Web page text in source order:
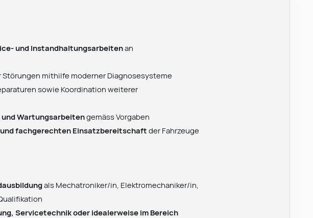
und Instandhaltungsarbeitenan
mithilfe moderner Diagnosesysteme
sowie Koordination weiterer
und Wartungsarbeitengemäss Vorgaben
fachgerechten Einsatzbereitschaftder Fahrzeuge
als Mechatroniker/in, Elektromechaniker/in,
Servicetechnik oder idealerweise im Bereich